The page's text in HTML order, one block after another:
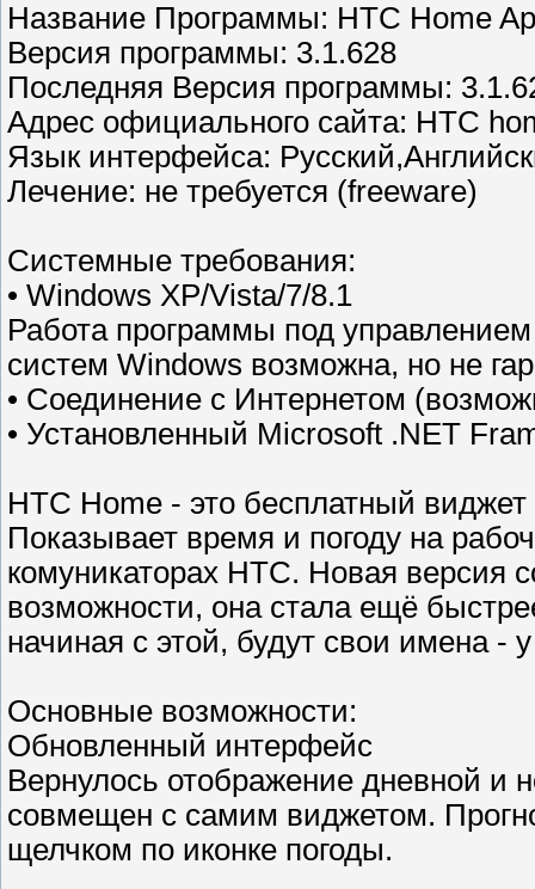
Название Программы: HTC Home
Версия программы: 3.1.628
Последняя Версия программы:
Адрес официального сайта: HTC
Язык интерфейса:
Лечение: не требуется (freeware)
Системные требования:
• Windows XP/Vista/7/8.1
Работа программы под
систем Windows возможна, но не
• Соединение с Интернетом
• Установленный Microsoft .NET
HTC Home - это бесплатный
Показывает время и погоду на
комуникаторах HTC. Новая
возможности, она стала ещё
начиная с этой, будут свои имена -
Основные возможности:
Обновленный интерфейс
Вернулось отображение дневной и
совмещен с самим виджетом.
щелчком по иконке погоды.